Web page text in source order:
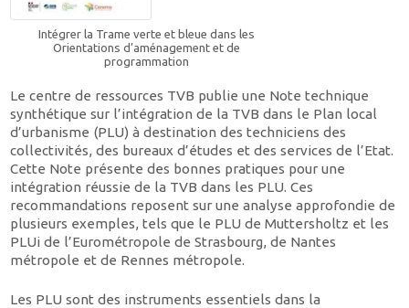
Intégrer la Trame verte et bleue dans les
Orientations d’aménagement et de
programmation
Le centre de ressources TVB publie une Note technique
synthétique sur l’intégration de la TVB dans le Plan local
d’urbanisme (PLU) à destination des techniciens des
collectivités, des bureaux d’études et des services de l’Etat.
Cette Note présente des bonnes pratiques pour une
intégration réussie de la TVB dans les PLU. Ces
recommandations reposent sur une analyse approfondie de
plusieurs exemples, tels que le PLU de Muttersholtz et les
PLUi de l’Eurométropole de Strasbourg, de Nantes
métropole et de Rennes métropole.
Les PLU sont des instruments essentiels dans la